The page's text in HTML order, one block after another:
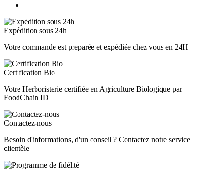
Expédition sous 24h
Votre commande est preparée et expédiée chez vous en 24H
Certification Bio
Votre Herboristerie certifiée en Agriculture Biologique par
FoodChain ID
Contactez-nous
Besoin d'informations, d'un conseil ? Contactez notre service
clientèle